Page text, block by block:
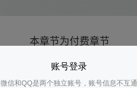
账号登录
微信和QQ是两个独立账号，账号信息不互通